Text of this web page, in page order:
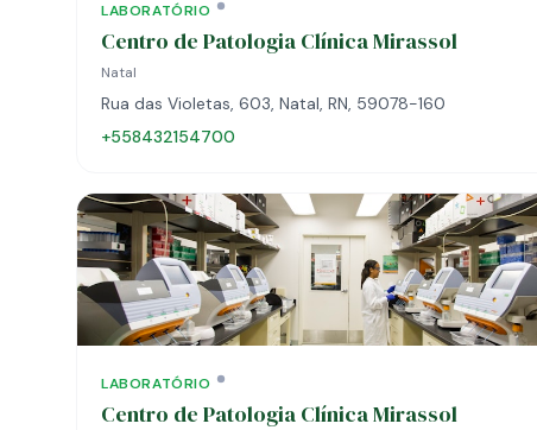
LABORATÓRIO
Centro de Patologia Clínica Mirassol
Natal
Rua das Violetas, 603, Natal, RN, 59078-160
+558432154700
LABORATÓRIO
Centro de Patologia Clínica Mirassol